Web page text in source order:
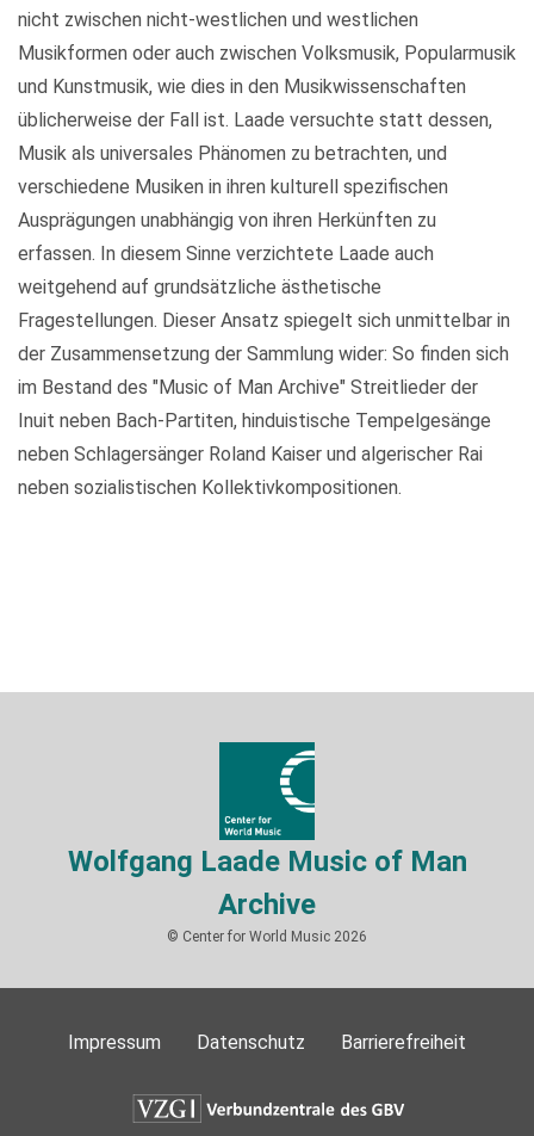
nicht zwischen nicht-westlichen und westlichen
Musikformen oder auch zwischen Volksmusik, Popularmusik
und Kunstmusik, wie dies in den Musikwissenschaften
üblicherweise der Fall ist. Laade versuchte statt dessen,
Musik als universales Phänomen zu betrachten, und
verschiedene Musiken in ihren kulturell spezifischen
Ausprägungen unabhängig von ihren Herkünften zu
erfassen. In diesem Sinne verzichtete Laade auch
weitgehend auf grundsätzliche ästhetische
Fragestellungen. Dieser Ansatz spiegelt sich unmittelbar in
der Zusammensetzung der Sammlung wider: So finden sich
im Bestand des "Music of Man Archive" Streitlieder der
Inuit neben Bach-Partiten, hinduistische Tempelgesänge
neben Schlagersänger Roland Kaiser und algerischer Rai
neben sozialistischen Kollektivkompositionen.
Wolfgang Laade Music of Man
Archive
© Center for World Music 2026
Impressum Datenschutz Barrierefreiheit